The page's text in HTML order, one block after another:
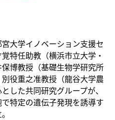
大学イノベーション支援セ
特任助教（横浜市立大学・
博教授（基礎生物学研究所
役重之准教授（龍谷大学農
した共同研究グループが、
特定の遺伝子発現を誘導す